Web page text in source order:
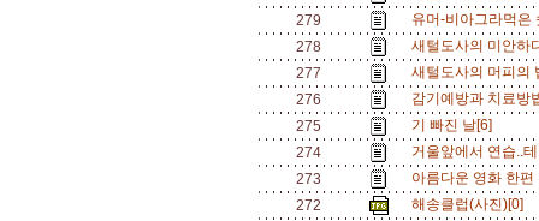
279
유머-비아그라먹
278
새털도사의 미안하
277
새털도사의 머피의
276
감기예방과 치료
275
기 빠진 날[6]
274
거울앞에서 연습..
273
아름다운 영화 한
272
해송클럽(사진)[0]